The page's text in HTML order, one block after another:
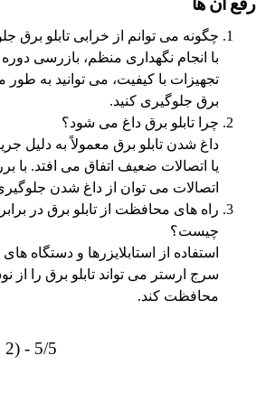
چگونه می‌ توانم از خرابی تابلو برق
با انجام نگهداری منظم، بازرسی دوره‌
تجهیزات با کیفیت، می‌ توانید به طور
برق جلوگیری کنید.
چرا تابلو برق داغ می‌ شود؟
داغ شدن تابلو برق معمولاً به دلیل
یا اتصالات ضعیف اتفاق می‌ افتد. با
اتصالات می‌ توان از داغ شدن
راه‌ های محافظت از تابلو برق در
چیست؟
استفاده از استابلایزرها و دستگاه‌
سرج ارستر می‌ تواند تابلو برق را از
محافظت کند.
5/5 - (2 امتیاز)